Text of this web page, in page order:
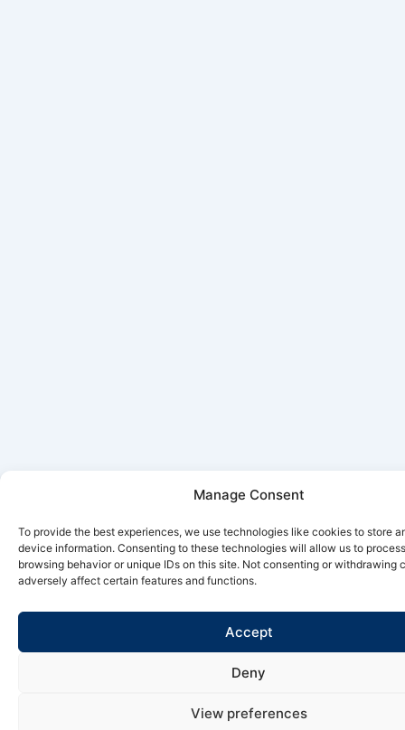
Manage Consent
To provide the best experiences, we use technologies like cookies to store
device information. Consenting to these technologies will allow us to
browsing behavior or unique IDs on this site. Not consenting or withdrawing
adversely affect certain features and functions.
Accept
Deny
View preferences